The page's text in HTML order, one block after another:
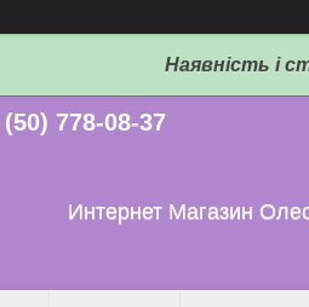
Наявність і
778-08-37
Интернет Магазин